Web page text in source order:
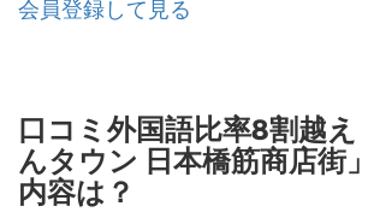
会員登録して見る
口コミ外国語比率8割越え
んタウン 日本橋筋商店街
内容は？